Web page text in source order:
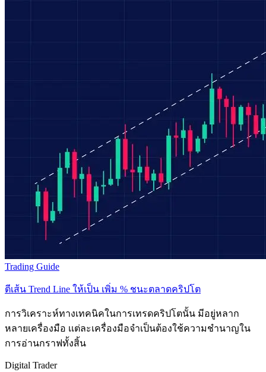
Trading Guide
ตีเส้น Trend Line ให้เป็น เพิ่ม % ชนะตลาดคริปโต
การวิเคราะห์ทางเทคนิคในการเทรดคริปโตนั้น มีอยู่หลาก
หลายเครื่องมือ เเต่ละเครื่องมือจำเป็นต้องใช้ความชำนาญใน
การอ่านกราฟทั้งสิ้น
Digital Trader